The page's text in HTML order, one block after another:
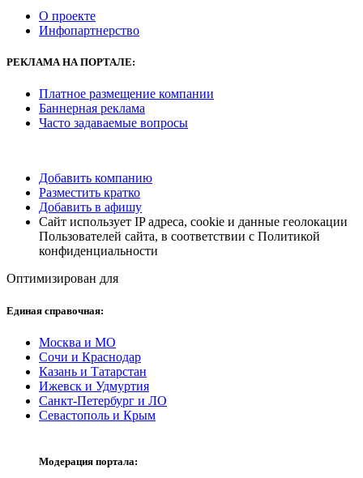
О проекте
Инфопартнерство
РЕКЛАМАНА ПОРТАЛЕ:
Платное размещение компании
Баннерная реклама
Часто задаваемые вопросы
Добавить компанию
Разместить кратко
Добавить в афишу
Сайт использует IP адреса, cookie и данные геолокации
Пользователей сайта, в соответствии с Политикой
конфиденциальности
Оптимизирован для
Единая справочная:
Москва и МО
Сочи и Краснодар
Казань и Татарстан
Ижевск и Удмуртия
Санкт-Петербург и ЛО
Севастополь и Крым
Модерация портала: